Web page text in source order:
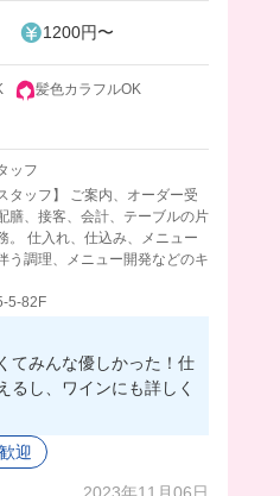
1200円〜
髪色カラフルOK
ッフ
タッフ】 ご案内、オーダー受
膳、接客、会計、テーブルの片
。 仕入れ、仕込み、メニュー
う調理、メニュー開発などのキ
5-82F
てみんな優しかった！仕
るし、ワインにも詳しく
しすぎてバイト頑張れち
オシャレしながら働ける
迎